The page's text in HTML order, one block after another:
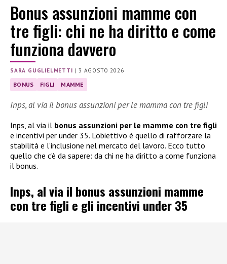
Bonus assunzioni mamme con
tre figli: chi ne ha diritto e come
funziona davvero
SARA GUGLIELMETTI |3 AGOSTO 2026
BONUS FIGLI MAMME
Inps, al via il bonus assunzioni per le mamma con tre figli
Inps, al via il bonus assunzioni per le mamme con tre figli
e incentivi per under 35. L’obiettivo è quello di rafforzare la
stabilità e l’inclusione nel mercato del lavoro. Ecco tutto
quello che c’è da sapere: da chi ne ha diritto a come funziona
il bonus.
Inps, al via il bonus assunzioni mamme
con tre figli e gli incentivi under 35